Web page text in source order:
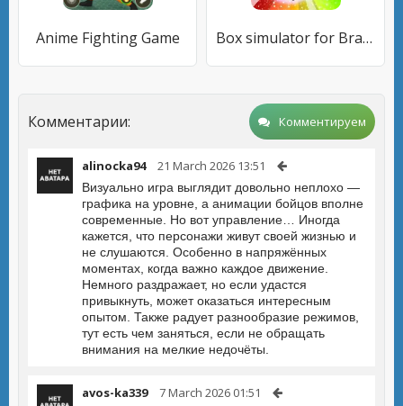
Anime Fighting Game Box simulator for Brawl Stars
Комментарии: Комментируем
alinocka94 21 March 2026 13:51
Визуально игра выглядит довольно неплохо —
графика на уровне, а анимации бойцов вполне
современные. Но вот управление… Иногда
кажется, что персонажи живут своей жизнью и
не слушаются. Особенно в напряжённых
моментах, когда важно каждое движение.
Немного раздражает, но если удастся
привыкнуть, может оказаться интересным
опытом. Также радует разнообразие режимов,
тут есть чем заняться, если не обращать
внимания на мелкие недочёты.
avos-ka339 7 March 2026 01:51